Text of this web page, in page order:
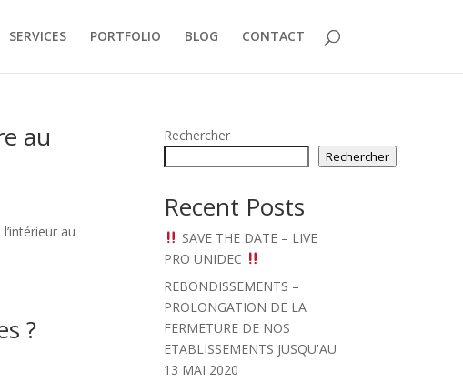
SERVICES PORTFOLIO BLOG CONTACT
au
au
?
Rechercher
Rechercher
Recent Posts
SAVE THE DATE – LIVE
PRO UNIDEC
REBONDISSEMENTS –
PROLONGATION DE LA
FERMETURE DE NOS
ETABLISSEMENTS JUSQU'AU
13 MAI 2020